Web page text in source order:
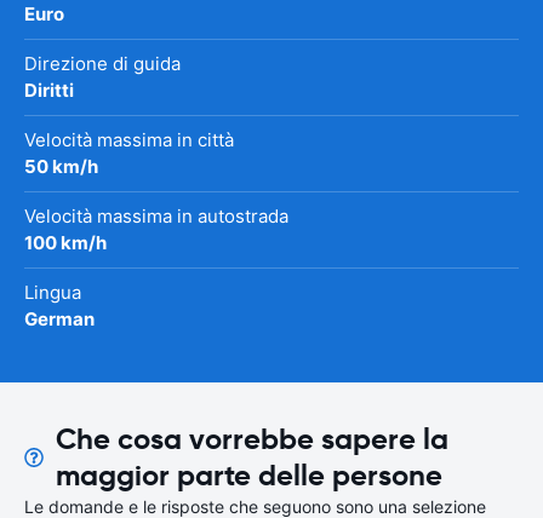
Euro
Direzione di guida
Diritti
Velocità massima in città
50 km/h
Velocità massima in autostrada
100 km/h
Lingua
German
Che cosa vorrebbe sapere la
maggior parte delle persone
Le domande e le risposte che seguono sono una selezione